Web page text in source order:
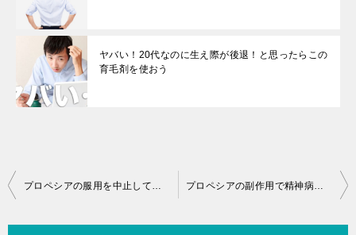
ヤバい！20代なのに生え際が後退！と思ったらこの
育毛剤を使おう
投
プロペシアの服用を中止してもEDは続く！？ホラーな副作用 プロペシアの副作用で精神病（うつ病・自殺衝動）を発症！？